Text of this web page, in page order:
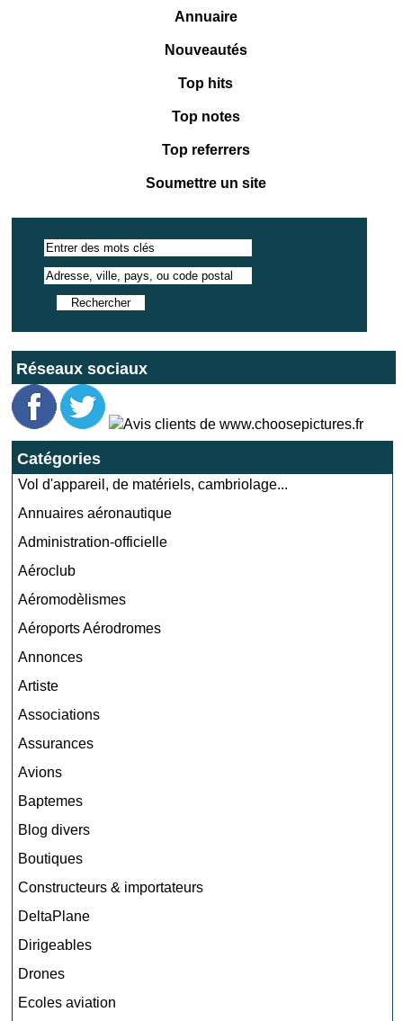
Annuaire
Nouveautés
Top hits
Top notes
Top referrers
Soumettre un site
Réseaux sociaux
Catégories
Vol d'appareil, de matériels, cambriolage...
Annuaires aéronautique
Administration-officielle
Aéroclub
Aéromodèlismes
Aéroports Aérodromes
Annonces
Artiste
Associations
Assurances
Avions
Baptemes
Blog divers
Boutiques
Constructeurs & importateurs
DeltaPlane
Dirigeables
Drones
Ecoles aviation